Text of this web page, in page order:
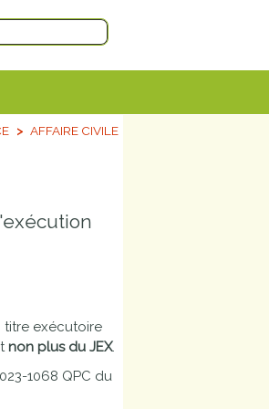
AFFAIRE CIVILE
titre exécutoire
non plus du JEX.
1068 QPC du